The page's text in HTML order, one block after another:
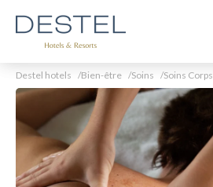
Destel hotels Bien-être Soins Soins Corps